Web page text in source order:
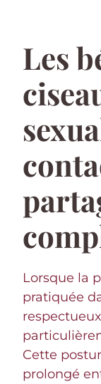
Les
Lorsque la
pratiquée
Cette
prolongé